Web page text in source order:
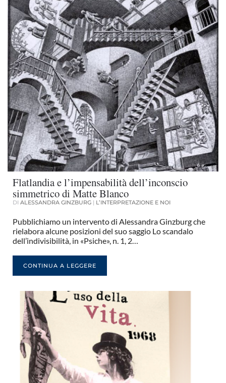
Flatlandia e l’impensabilità dell’inconscio
simmetrico di Matte Blanco
DI ALESSANDRA GINZBURG | L’INTERPRETAZIONE E NOI
Pubblichiamo un intervento di Alessandra Ginzburg che
rielabora alcune posizioni del suo saggio Lo scandalo
dell’indivisibilità, in «Psiche», n. 1, 2…
CONTINUA A LEGGERE